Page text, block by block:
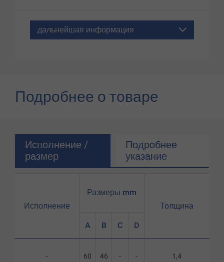
дальнейшая информация
Подробнее о товаре
Исполнение /
размер
Подробнее
указание
Исполнение
-
Размеры mm
A B C D
60 46 - -
Толщина
1,4